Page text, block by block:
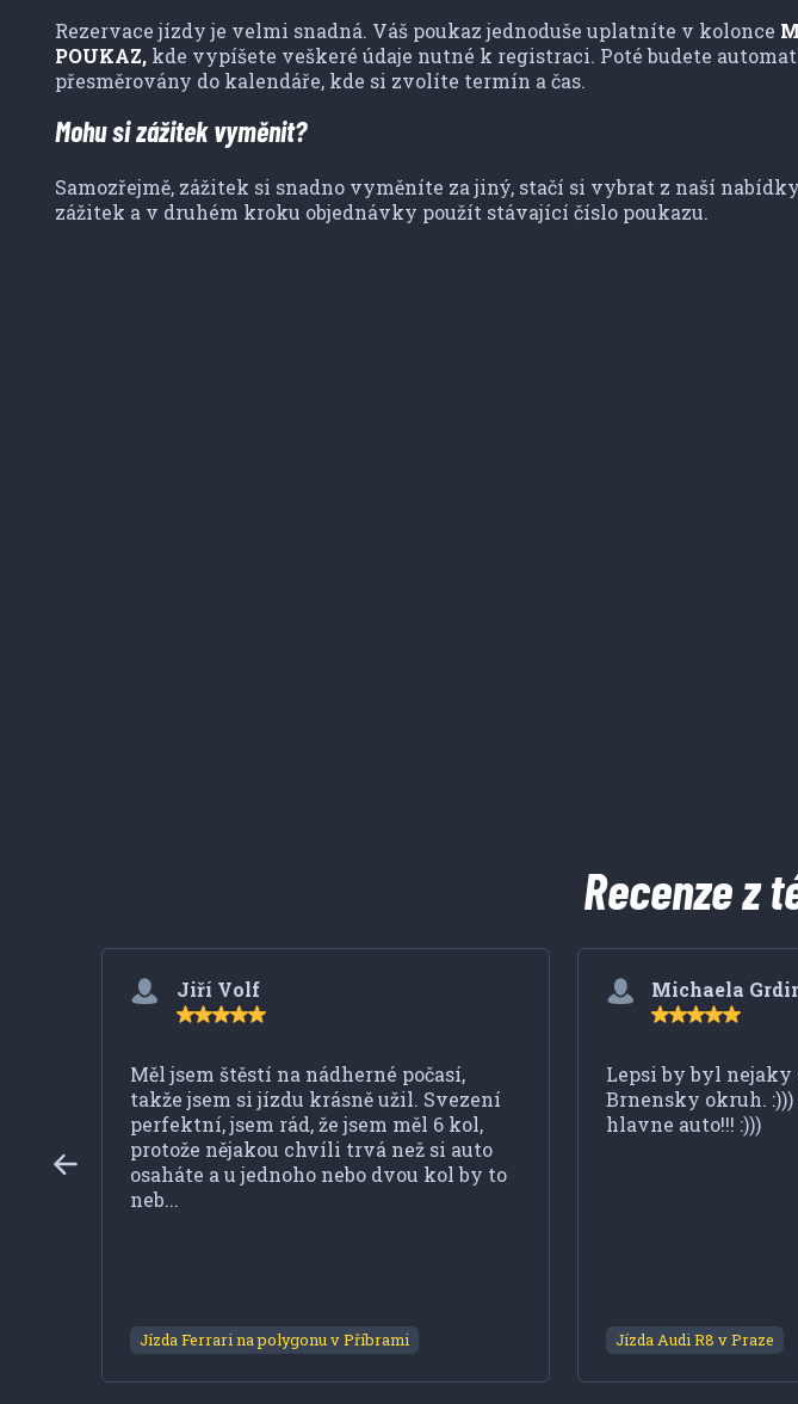
Rezervace jízdy je velmi snadná. Váš poukaz jednoduše uplatníte v kolonce
POUKAZ, kde vypíšete veškeré údaje nutné k registraci. Poté budete
přesměrovány do kalendáře, kde si zvolíte termín a čas.
Mohu si zážitek vyměnit?
Samozřejmě, zážitek si snadno vyměníte za jiný, stačí si vybrat z naší
zážitek a v druhém kroku objednávky použít stávající číslo poukazu.
Recenze z
Jiří Volf
Měl jsem štěstí na nádherné počasí,
takže jsem si jízdu krásně užil. Svezení
perfektní, jsem rád, že jsem měl 6 kol,
protože nějakou chvíli trvá než si auto
osaháte a u jednoho nebo dvou kol by to
neb...
Jízda Ferrari na polygonu v Příbrami
Michaela
Lepsi by byl nejaky
Brnensky okruh.
hlavne auto!!! :)))
Jízda Audi R8 v Praze